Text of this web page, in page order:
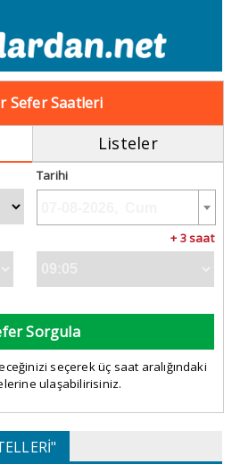
Sefer Saatleri
Listeler
Tarihi
+ 3 saat
Sorgula
seçerek üç saat aralığındaki
ulaşabilirisiniz.